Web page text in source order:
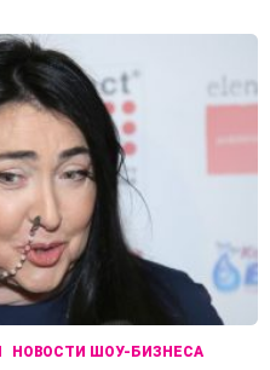
НОВОСТИ ШОУ-БИЗНЕСА